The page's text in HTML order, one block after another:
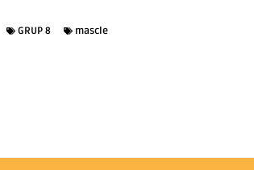
GRUP 8
mascle